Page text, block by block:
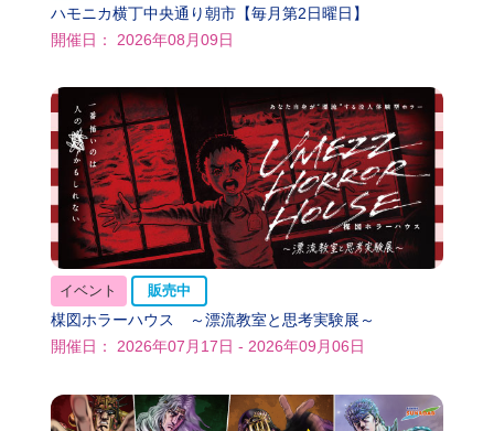
ハモニカ横丁中央通り朝市【毎月第2日曜日】
開催日： 2026年08月09日
イベント 販売中
楳図ホラーハウス ～漂流教室と思考実験展～
開催日： 2026年07月17日 - 2026年09月06日